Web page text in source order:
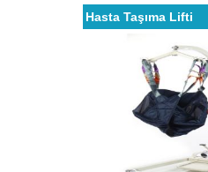
Hasta Taşıma Lifti